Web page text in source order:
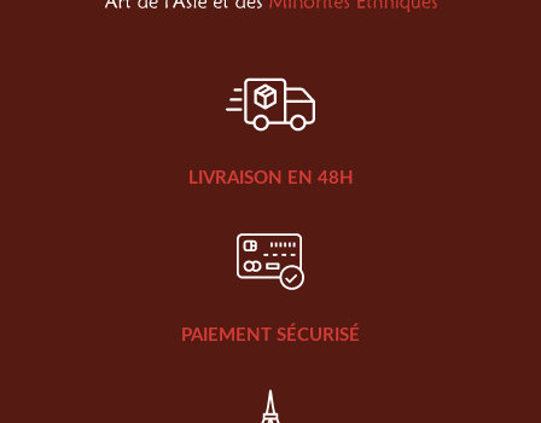
LIVRAISON EN 48H
PAIEMENT SÉCURISÉ